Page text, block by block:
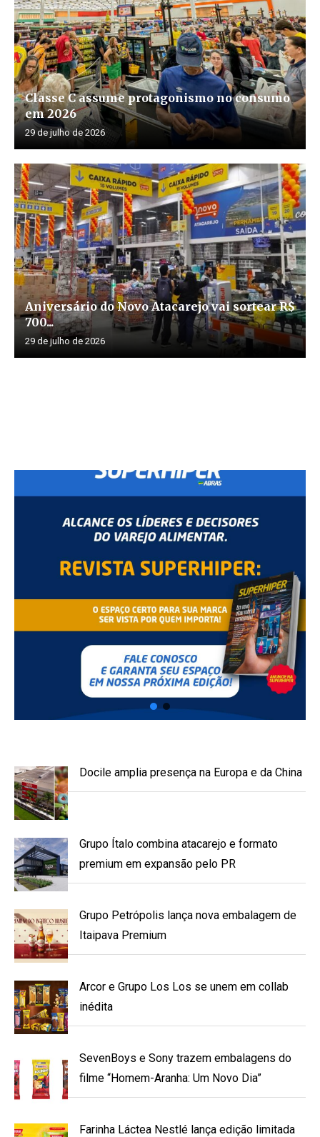
Classe C assume protagonismo no consumo
em 2026
29 de julho de 2026
Aniversário do Novo Atacarejo vai sortear R$
700...
29 de julho de 2026
Docile amplia presença na Europa e da China
Grupo Ítalo combina atacarejo e formato
premium em expansão pelo PR
Grupo Petrópolis lança nova embalagem de
Itaipava Premium
Arcor e Grupo Los Los se unem em collab
inédita
SevenBoys e Sony trazem embalagens do
filme “Homem-Aranha: Um Novo Dia”
Farinha Láctea Nestlé lança edição limitada